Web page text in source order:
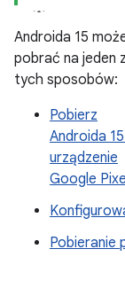
Androida 15
pobrać na jeden z
tych sposobów:
Pobierz
Androida
urządzenie
Google
Pobieranie